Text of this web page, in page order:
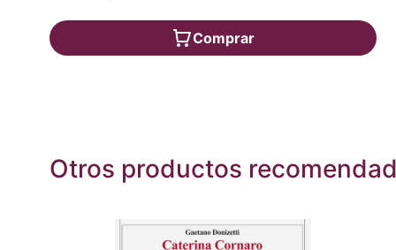
Comprar
Otros productos